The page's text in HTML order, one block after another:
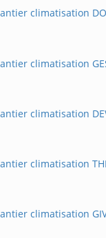
climatisation
climatisation
climatisation
climatisation
climatisation